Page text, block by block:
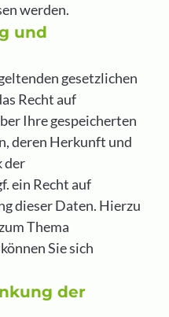
werden.
und
gesetzlichen
Recht auf
Ihre gespeicherten
deren Herkunft und
der
ein Recht auf
dieser Daten. Hierzu
Thema
Sie sich
der